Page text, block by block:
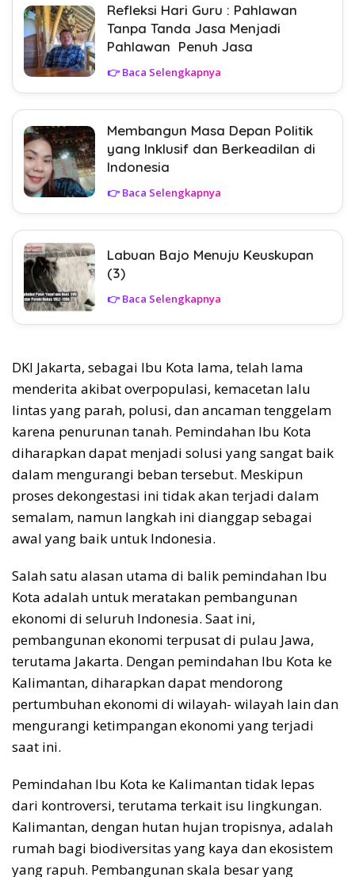
Refleksi Hari Guru : Pahlawan
Tanpa Tanda Jasa Menjadi
Pahlawan Penuh Jasa
👉 Baca Selengkapnya
Membangun Masa Depan Politik
yang Inklusif dan Berkeadilan di
Indonesia
👉 Baca Selengkapnya
Labuan Bajo Menuju Keuskupan
(3)
👉 Baca Selengkapnya
DKI Jakarta, sebagai Ibu Kota lama, telah lama
menderita akibat overpopulasi, kemacetan lalu
lintas yang parah, polusi, dan ancaman tenggelam
karena penurunan tanah. Pemindahan Ibu Kota
diharapkan dapat menjadi solusi yang sangat baik
dalam mengurangi beban tersebut. Meskipun
proses dekongestasi ini tidak akan terjadi dalam
semalam, namun langkah ini dianggap sebagai
awal yang baik untuk Indonesia.
Salah satu alasan utama di balik pemindahan Ibu
Kota adalah untuk meratakan pembangunan
ekonomi di seluruh Indonesia. Saat ini,
pembangunan ekonomi terpusat di pulau Jawa,
terutama Jakarta. Dengan pemindahan Ibu Kota ke
Kalimantan, diharapkan dapat mendorong
pertumbuhan ekonomi di wilayah- wilayah lain dan
mengurangi ketimpangan ekonomi yang terjadi
saat ini.
Pemindahan Ibu Kota ke Kalimantan tidak lepas
dari kontroversi, terutama terkait isu lingkungan.
Kalimantan, dengan hutan hujan tropisnya, adalah
rumah bagi biodiversitas yang kaya dan ekosistem
yang rapuh. Pembangunan skala besar yang